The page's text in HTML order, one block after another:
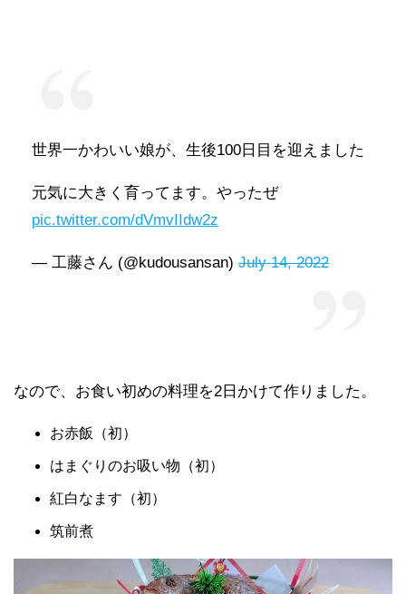
世界一かわいい娘が、生後100日目を迎えました
元気に大きく育ってます。やったぜ
pic.twitter.com/dVmvIIdw2z
— 工藤さん (@kudousansan) July 14, 2022
なので、お食い初めの料理を2日かけて作りました。
お赤飯（初）
はまぐりのお吸い物（初）
紅白なます（初）
筑前煮